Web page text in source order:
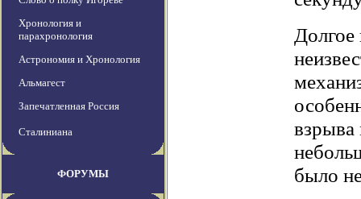
Хронология и
парахронология
Астрономия и Хронология
Альмагест
Запечатленная Россия
Сталиниана
ФОРУМЫ
Долгое
взрыва
было